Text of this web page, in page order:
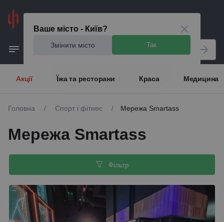
Ваше місто - Київ?
Змінити місто Так
Акції Їжа та ресторани Краса Медицина
Головна / Спорт і фітнес / Мережа Smartass
Мережа Smartass
Фільтр